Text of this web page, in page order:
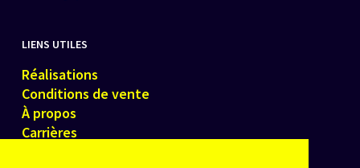
LIENS UTILES
Réalisations
Conditions de vente
À propos
Carrières